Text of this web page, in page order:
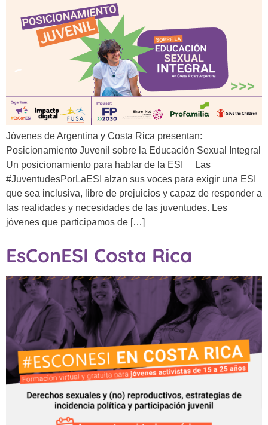
Jóvenes de Argentina y Costa Rica presentan:
Posicionamiento Juvenil sobre la Educación Sexual Integral
Un posicionamiento para hablar de la ESI Las
#JuventudesPorLaESI alzan sus voces para exigir una ESI
que sea inclusiva, libre de prejuicios y capaz de responder a
las realidades y necesidades de las juventudes. Les
jóvenes que participamos de […]
EsConESI Costa Rica